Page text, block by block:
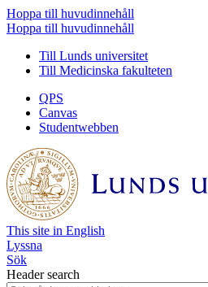
Hoppa till huvudinnehåll
Hoppa till huvudinnehåll
Till Lunds universitet
Till Medicinska fakulteten
QPS
Canvas
Studentwebben
This site in English
Lyssna
Sök
Header search